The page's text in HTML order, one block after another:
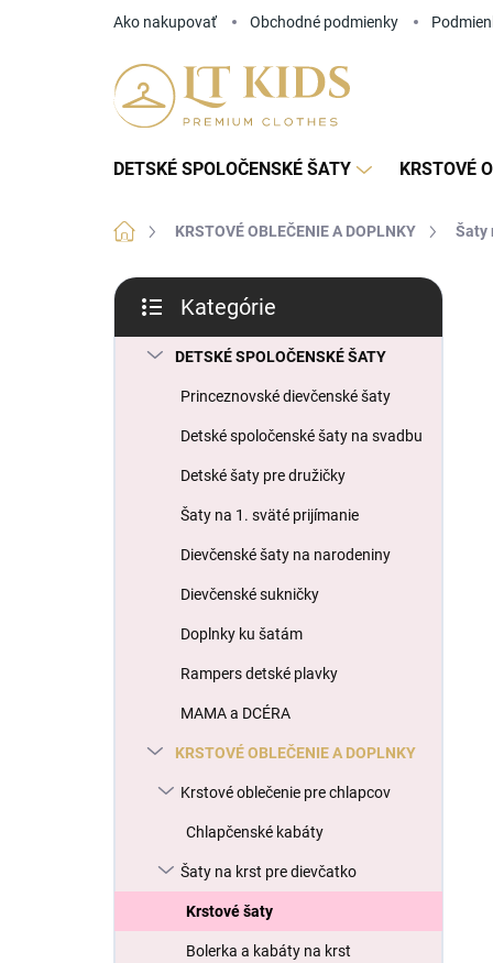
Ako nakupovať Obchodné podmienky
DETSKÉ SPOLOČENSKÉ ŠATY KRSTOVÉ
DomovKRSTOVÉ OBLEČENIE A DOPLNKY Šaty
B
č
kategórie
Kategórie
DETSKÉ SPOLOČENSKÉ ŠATY
Princeznovské dievčenské šaty
Detské spoločenské šaty na svadbu
Detské šaty pre družičky
Šaty na 1. sväté prijímanie
Dievčenské šaty na narodeniny
Dievčenské sukničky
Doplnky ku šatám
Rampers detské plavky
MAMA a DCÉRA
KRSTOVÉ OBLEČENIE A DOPLNKY
Krstové oblečenie pre chlapcov
Chlapčenské kabáty
Šaty na krst pre dievčatko
Krstové šaty
Bolerka a kabáty na krst